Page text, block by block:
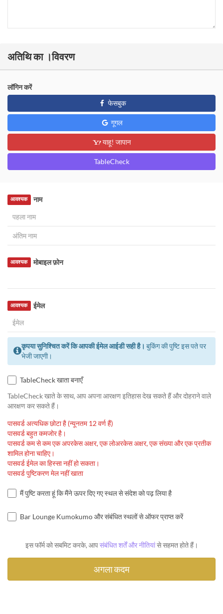
अतिथि का ।विवरण
लॉगिन करें
फेसबुक
गूगल
याहू! जापान
TableCheck
नाम
आवश्यक
मोबाइल फ़ोन
आवश्यक
ईमेल
आवश्यक
कृपया सुनिश्चित करें कि आपकी ईमेल आईडी सही है। बुकिंग की पुष्टि इस पते पर
भेजी जाएगी।
TableCheck खाता बनाएँ
TableCheck खाते के साथ, आप अपना आरक्षण इतिहास देख सकते हैं और दोहराने वाले
आरक्षण कर सकते हैं।
पासवर्ड अत्यधिक छोटा है (न्यूनतम 12 वर्ण हैं)
पासवर्ड बहुत कमजोर है।
पासवर्ड कम से कम एक अपरकेस अक्षर, एक लोअरकेस अक्षर, एक संख्या और एक प्रतीक
शामिल होना चाहिए।
पासवर्ड ईमेल का हिस्सा नहीं हो सकता।
पासवर्ड पुष्टिकरण मेल नहीं खाता
मैं पुष्टि करता हूं कि मैंने ऊपर दिए गए स्थल से संदेश को पढ़ लिया है
Bar Lounge Kumokumo और संबंधित स्थलों से ऑफर प्राप्त करें
इस फॉर्म को सबमिट करके, आपसंबंधित शर्तें और नीतियांसे सहमत होते हैं।